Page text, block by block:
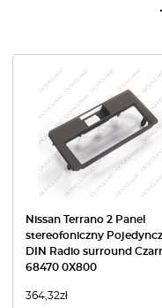
Nissan Terrano 2 Panel
stereofoniczny
DIN Radio surround
68470 0X800
364,32zł